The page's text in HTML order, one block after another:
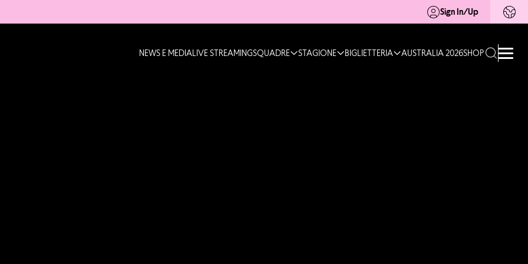
Sign In/Up
NEWS E MEDIALIVE STREAMINGSQUADRE STAGIONE BIGLIETTERIA AUSTRALIA 2026SHOP